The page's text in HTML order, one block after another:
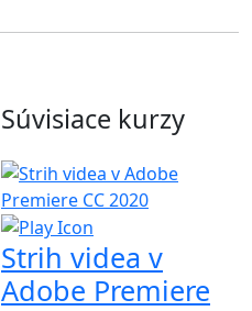
Súvisiace kurzy
Strih videa v
Adobe Premiere